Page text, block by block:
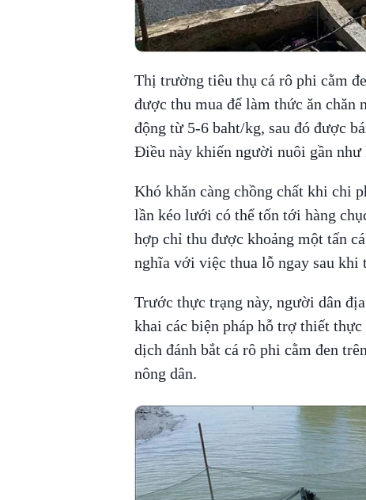
Thị trường tiêu thụ cá rô phi cằm
được thu mua để làm thức ăn chăn
động từ 5-6 baht/kg, sau đó được
Điều này khiến người nuôi gần như
Khó khăn càng chồng chất khi chi
lần kéo lưới có thể tốn tới hàng
hợp chỉ thu được khoảng một tấn
nghĩa với việc thua lỗ ngay sau khi
Trước thực trạng này, người dân
khai các biện pháp hỗ trợ thiết
dịch đánh bắt cá rô phi cằm đen
nông dân.